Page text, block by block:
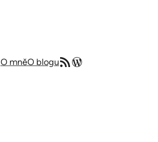
O mněO bloguRSS zdrojMůj blog v angličtině